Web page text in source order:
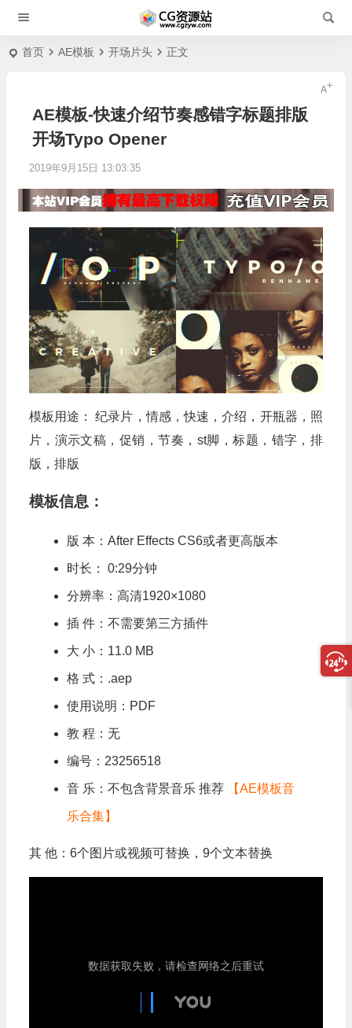
首页 AE模板 开场片头 正文
AE模板-快速介绍节奏感错字标题排版
开场Typo Opener
2019年9月15日 13:03:35
模板用途： 纪录片，情感，快速，介绍，开瓶器，照
片，演示文稿，促销，节奏，st脚，标题，错字，排
版，排版
模板信息：
版 本：After Effects CS6或者更高版本
时长： 0:29分钟
分辨率：高清1920×1080
插 件：不需要第三方插件
大 小：11.0 MB
格 式：.aep
使用说明：PDF
教 程：无
编号：23256518
音 乐：不包含背景音乐 推荐 【AE模板音
乐合集】
其 他：6个图片或视频可替换，9个文本替换